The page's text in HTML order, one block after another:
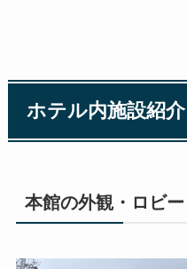
ホテル内施設紹介
本館の外観・ロビー